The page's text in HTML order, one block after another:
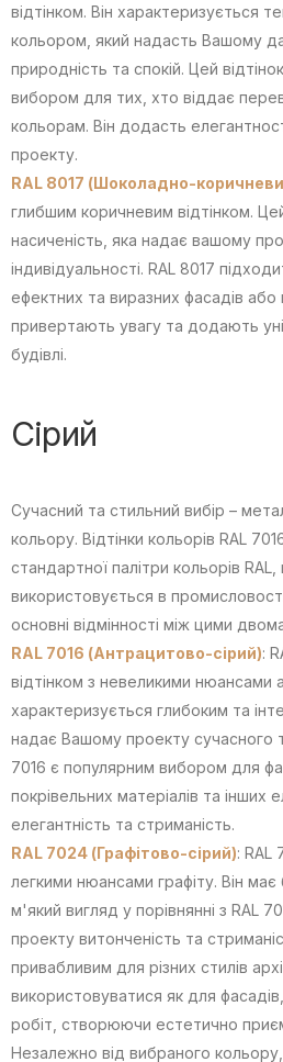
відтінком. Він характеризується
кольором, який надасть Вашому
природність та спокій. Цей
вибором для тих, хто віддає
кольорам. Він додасть
проекту.
RAL 8017 (Шоколадно-
глибшим коричневим відтінком.
насиченість, яка надає вашому
індивідуальності. RAL 8017
ефектних та виразних фасадів або
привертають увагу та додають
будівлі.
Сірий
Сучасний та стильний вибір –
кольору. Відтінки кольорів RAL
стандартної палітри кольорів
використовується в
основні відмінності між цими
RAL 7016 (Антрацитово-сірий):
відтінком з невеликими нюансами
характеризується глибоким та
надає Вашому проекту сучасного
7016 є популярним вибором для
покрівельних матеріалів та інших
елегантність та стриманість.
RAL 7024 (Графітово-сірий): RAL
легкими нюансами графіту. Він
м'який вигляд у порівнянні з RAL
проекту витонченість та
привабливим для різних стилів
використовуватися як для
робіт, створюючи естетично
Незалежно від вибраного